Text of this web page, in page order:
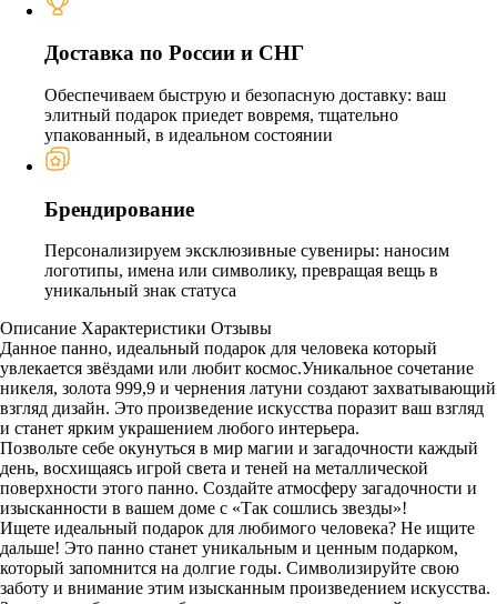
Доставка по России и СНГ
Обеспечиваем быструю и безопасную доставку: ваш
элитный подарок приедет вовремя, тщательно
упакованный, в идеальном состоянии
Брендирование
Персонализируем эксклюзивные сувениры: наносим
логотипы, имена или символику, превращая вещь в
уникальный знак статуса
Описание Характеристики Отзывы
Данное панно, идеальный подарок для человека который
увлекается звёздами или любит космос.Уникальное сочетание
никеля, золота 999,9 и чернения латуни создают захватывающий
взгляд дизайн. Это произведение искусства поразит ваш взгляд
и станет ярким украшением любого интерьера.
Позвольте себе окунуться в мир магии и загадочности каждый
день, восхищаясь игрой света и теней на металлической
поверхности этого панно. Создайте атмосферу загадочности и
изысканности в вашем доме с «Так сошлись звезды»!
Ищете идеальный подарок для любимого человека? Не ищите
дальше! Это панно станет уникальным и ценным подарком,
который запомнится на долгие годы. Символизируйте свою
заботу и внимание этим изысканным произведением искусства.